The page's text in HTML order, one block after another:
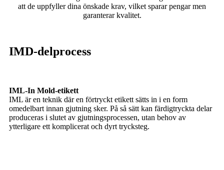
att de uppfyller dina önskade krav, vilket sparar pengar men
garanterar kvalitet.
IMD-delprocess
IML-In Mold-etikett
IML är en teknik där en förtryckt etikett sätts in i en form
omedelbart innan gjutning sker. På så sätt kan färdigtryckta delar
produceras i slutet av gjutningsprocessen, utan behov av
ytterligare ett komplicerat och dyrt trycksteg.